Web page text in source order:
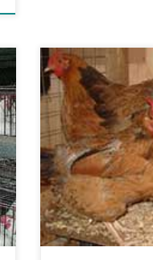
Это стадо кур
количества
Среднегодовое
птицефабриках
инкубационных
суточных цыплят.
для
инкубационных
кур. Размер